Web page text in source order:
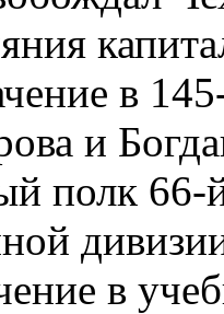
в
и
полк 66-
в